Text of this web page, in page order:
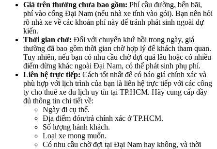
Giá trên thường chưa bao gồm: Phí cầu đường, bến bãi,
phí vào cổng Đại Nam (nếu nhà xe tính vào gói). Bạn nên hỏi
rõ nhà xe về các khoản phí này để tránh phát sinh ngoài dự
kiến.
Thời gian chờ: Đối với chuyến khứ hồi trong ngày, giá
thường đã bao gồm thời gian chờ hợp lý để khách tham quan.
Tuy nhiên, nếu bạn có nhu cầu chờ đợi quá lâu hoặc có nhiều
điểm dừng khác ngoài Đại Nam, có thể phát sinh phụ phí.
Liên hệ trực tiếp: Cách tốt nhất để có báo giá chính xác và
phù hợp với lịch trình của bạn là liên hệ trực tiếp với các công
ty cho thuê xe du lịch uy tín tại TP.HCM. Hãy cung cấp đầy
đủ thông tin chi tiết về:
Ngày đi cụ thể.
Địa điểm đón/trả chính xác ở TP.HCM.
Số lượng hành khách.
Loại xe mong muốn.
Có nhu cầu chờ đợi tại Đại Nam hay không, và thời